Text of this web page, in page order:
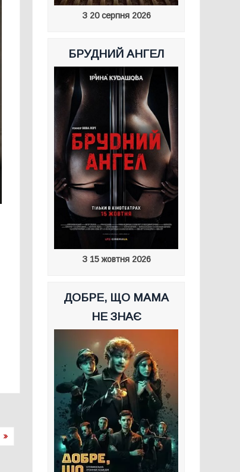
З 20 серпня 2026
БРУДНИЙ АНГЕЛ
З 15 жовтня 2026
ДОБРЕ, ЩО МАМА
НЕ ЗНАЄ